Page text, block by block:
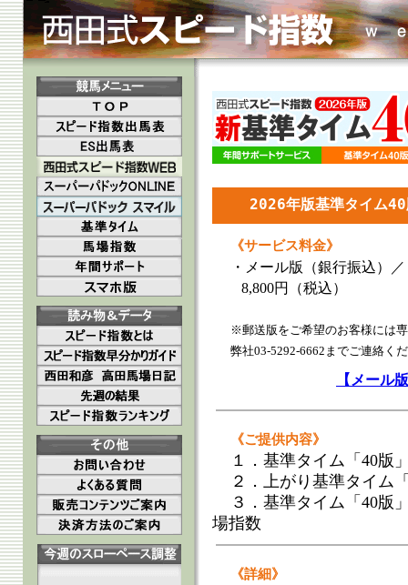
2026年版基準タイム
《サービス料金》
・メール版（銀行振込）
8,800円（税込）
※郵送版をご希望のお客様には
弊社03-5292-6662までご連絡く
【メール
《ご提供内容》
１．基準タイム「40版
２．上がり基準タイム
３．基準タイム「40版
場指数
《詳細》